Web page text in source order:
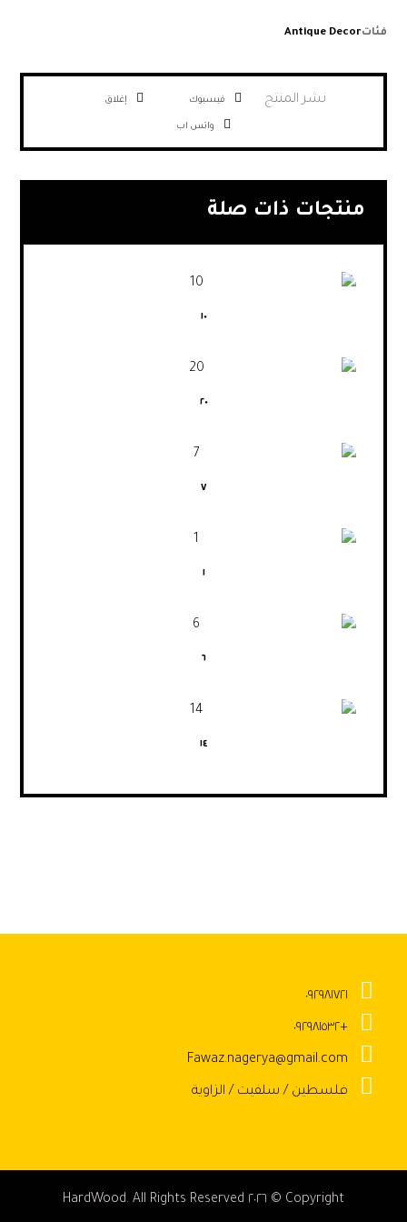
فئاتAntique Decor
فيسبوك إغلاق
واتس اب
منتجات ذات صلة
١٠
٢٠
٧
١
٦
١٤
٠٩٢٩٨١٧٢١
+٠٩٢٩٨١٥٣٢
Fawaz.nagerya@gmail.com
فلسطين / سلفيت / الزاوية
Copyright © ٢٠٢٦ HardWood. All Rights Reserved